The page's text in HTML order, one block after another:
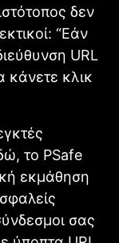
δεν
“Εάν
URL
κάνετε κλικ
το PSafe
εκμάθηση
σας